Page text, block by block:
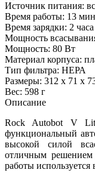
Источник питания:
Время работы: 13
Время зарядки: 2 часа
Мощность
Мощность: 80 Вт
Материал корпуса:
Тип фильтра: НЕРА
Размеры: 312 х 71 х
Вес: 598 г
Описание
Rock Autobot V
функциональный
высокой силой
отличным решением
работы